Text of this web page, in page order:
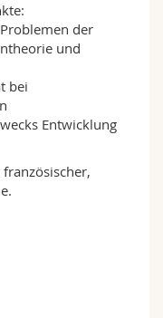
der
und
bei
Entwicklung